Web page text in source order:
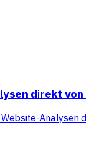
direkt
Analysen